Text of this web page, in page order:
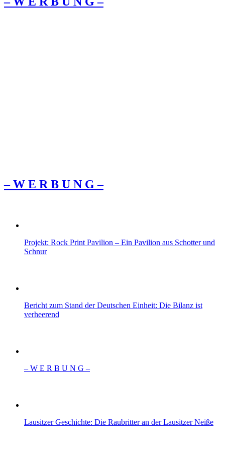
– W Ε R Β U Ν G –
Projekt: Rock Print Pavilion – Ein Pavilion aus Schotter und
Schnur
Bericht zum Stand der Deutschen Einheit: Die Bilanz ist
verheerend
– W Ε R Β U Ν G –
Lausitzer Geschichte: Die Raubritter an der Lausitzer Neiße